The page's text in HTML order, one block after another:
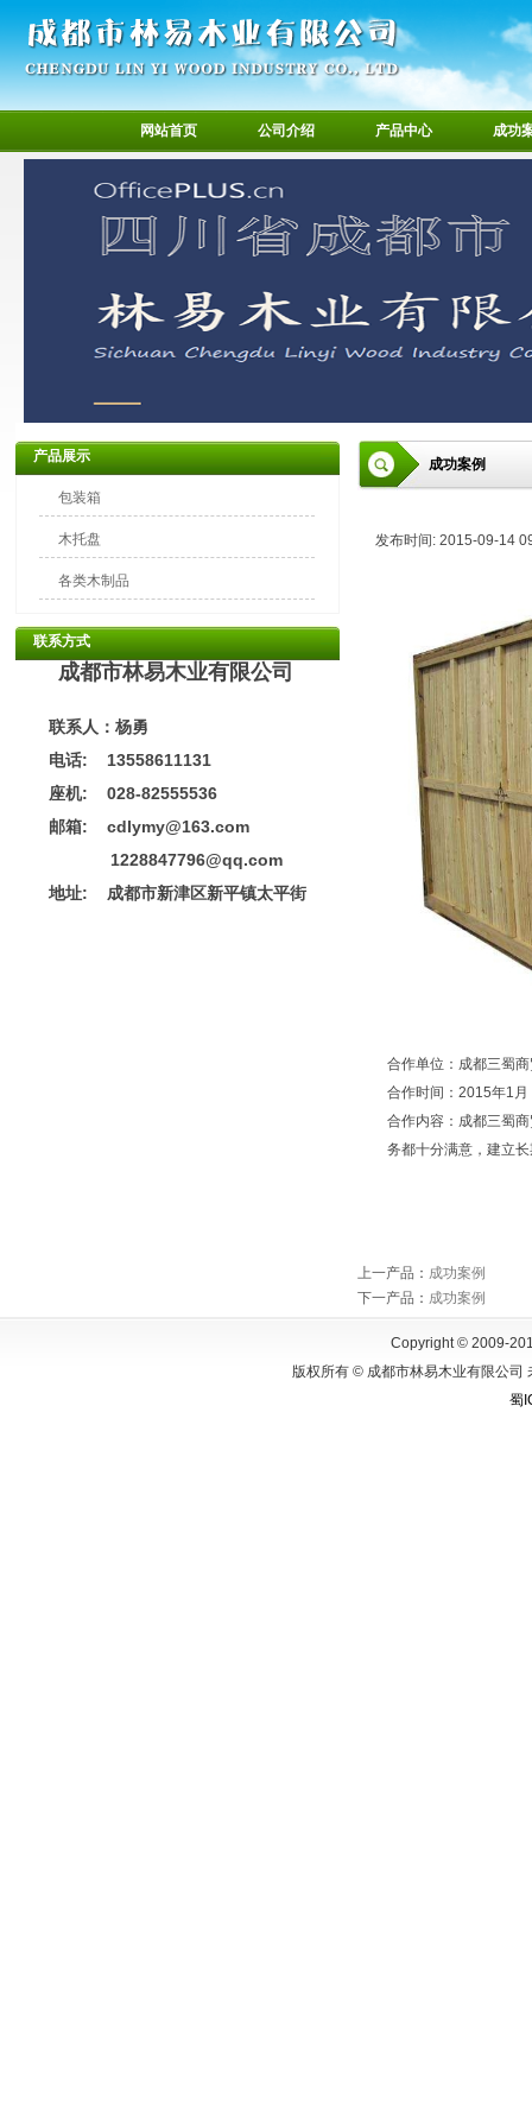
网站首页 公司介绍 产品中心 成功
产品展示
包装箱
木托盘
各类木制品
联系方式
成都市林易木业有限公司
联系人：杨勇
电话: 13558611131
座机: 028-82555536
邮箱: cdlymy@163.com
1228847796@qq.com
地址: 成都市新津区新平镇太平街
成功案例
发布时间: 2015-09-14
合作单位：成都三蜀
合作时间：2015年1月
合作内容：成都三蜀
务都十分满意，建立
上一产品 ： 成功案例
下一产品 ： 成功案例
Copyright © 2009-
版权所有 © 成都市林易木业有限公司
蜀